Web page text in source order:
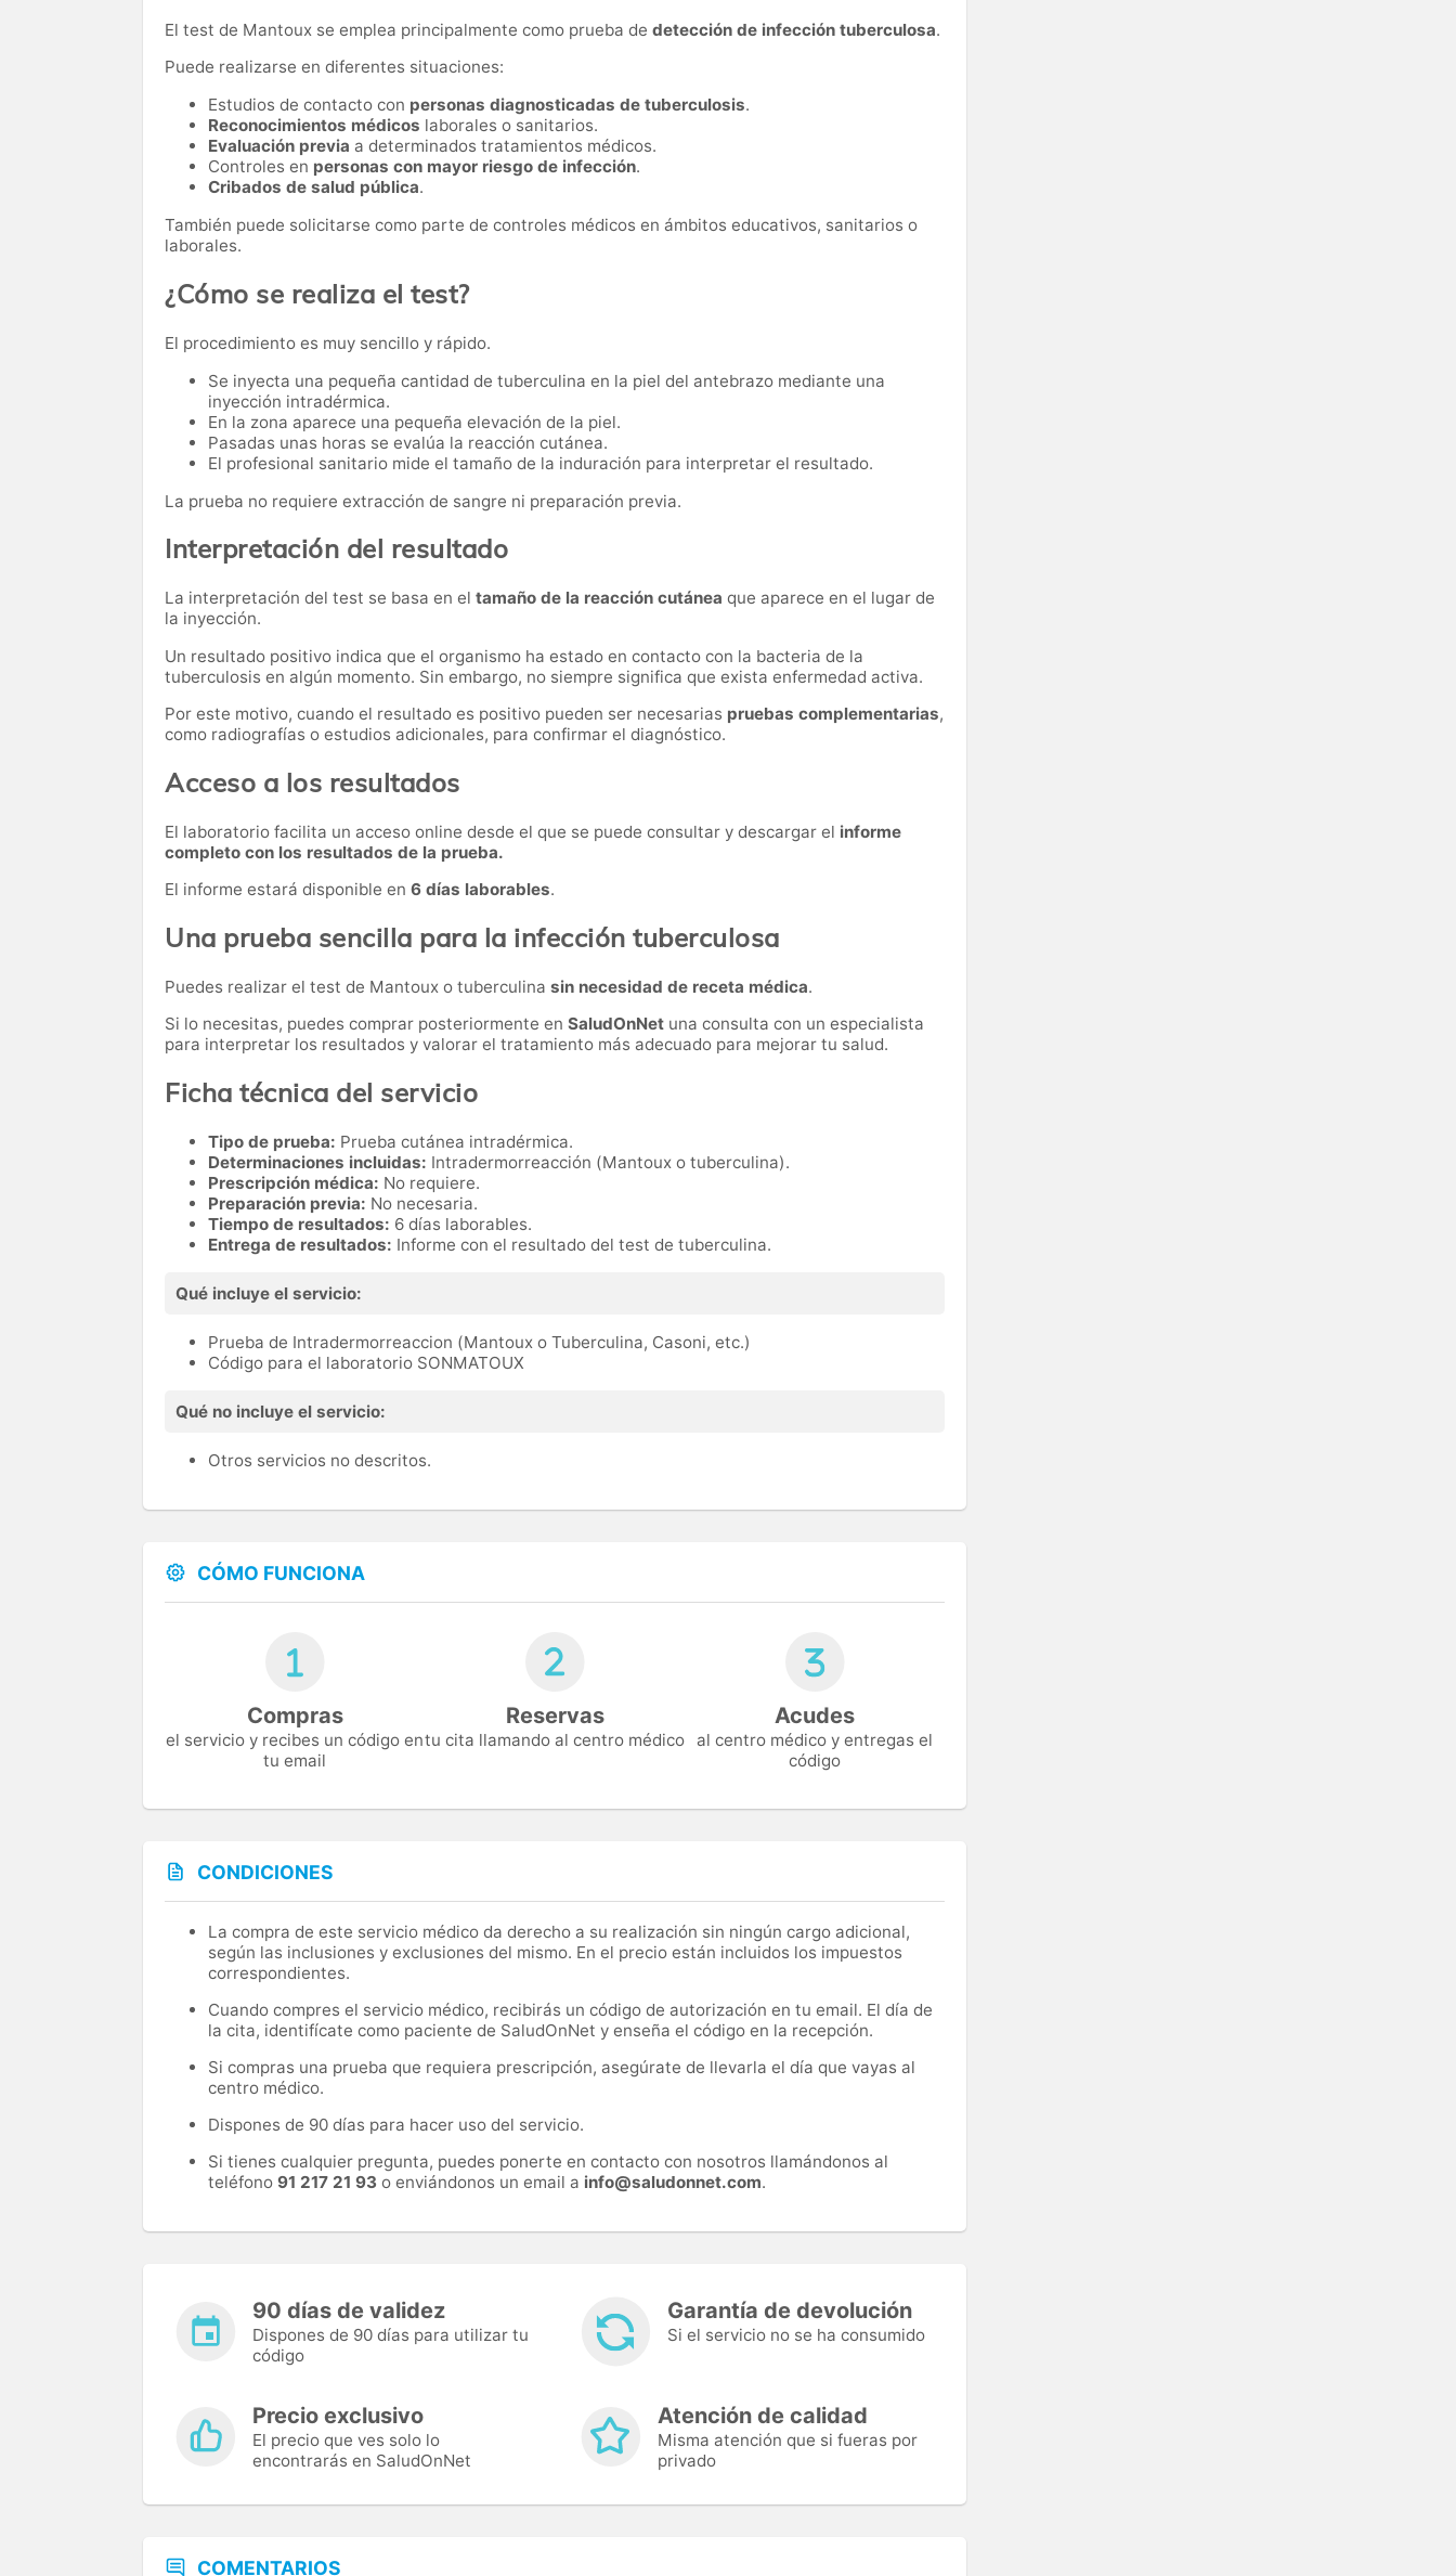
El test de Mantoux se emplea principalmente como prueba de detección de infección tuberculosa.
Puede realizarse en diferentes situaciones:
Estudios de contacto con personas diagnosticadas de tuberculosis.
Reconocimientos médicos laborales o sanitarios.
Evaluación previa a determinados tratamientos médicos.
Controles en personas con mayor riesgo de infección.
Cribados de salud pública.
También puede solicitarse como parte de controles médicos en ámbitos educativos, sanitarios o
laborales.
¿Cómo se realiza el test?
El procedimiento es muy sencillo y rápido.
Se inyecta una pequeña cantidad de tuberculina en la piel del antebrazo mediante una
inyección intradérmica.
En la zona aparece una pequeña elevación de la piel.
Pasadas unas horas se evalúa la reacción cutánea.
El profesional sanitario mide el tamaño de la induración para interpretar el resultado.
La prueba no requiere extracción de sangre ni preparación previa.
Interpretación del resultado
La interpretación del test se basa en el tamaño de la reacción cutánea que aparece en el lugar de
la inyección.
Un resultado positivo indica que el organismo ha estado en contacto con la bacteria de la
tuberculosis en algún momento. Sin embargo, no siempre significa que exista enfermedad activa.
Por este motivo, cuando el resultado es positivo pueden ser necesarias pruebas complementarias,
como radiografías o estudios adicionales, para confirmar el diagnóstico.
Acceso a los resultados
El laboratorio facilita un acceso online desde el que se puede consultar y descargar el informe
completo con los resultados de la prueba.
El informe estará disponible en 6 días laborables.
Una prueba sencilla para la infección tuberculosa
Puedes realizar el test de Mantoux o tuberculina sin necesidad de receta médica.
Si lo necesitas, puedes comprar posteriormente en SaludOnNet una consulta con un especialista
para interpretar los resultados y valorar el tratamiento más adecuado para mejorar tu salud.
Ficha técnica del servicio
Tipo de prueba: Prueba cutánea intradérmica.
Determinaciones incluidas: Intradermorreacción (Mantoux o tuberculina).
Prescripción médica: No requiere.
Preparación previa: No necesaria.
Tiempo de resultados: 6 días laborables.
Entrega de resultados: Informe con el resultado del test de tuberculina.
Qué incluye el servicio:
Prueba de Intradermorreaccion (Mantoux o Tuberculina, Casoni, etc.)
Código para el laboratorio SONMATOUX
Qué no incluye el servicio:
Otros servicios no descritos.
CÓMO FUNCIONA
Compras
el servicio y recibes un código en
tu email
Reservas
tu cita llamando al centro médico
Acudes
al centro médico y entregas el
código
CONDICIONES
La compra de este servicio médico da derecho a su realización sin ningún cargo adicional,
según las inclusiones y exclusiones del mismo. En el precio están incluidos los impuestos
correspondientes.
Cuando compres el servicio médico, recibirás un código de autorización en tu email. El día de
la cita, identifícate como paciente de SaludOnNet y enseña el código en la recepción.
Si compras una prueba que requiera prescripción, asegúrate de llevarla el día que vayas al
centro médico.
Dispones de 90 días para hacer uso del servicio.
Si tienes cualquier pregunta, puedes ponerte en contacto con nosotros llamándonos al
teléfono 91 217 21 93 o enviándonos un email a info@saludonnet.com.
90 días de validez
Dispones de 90 días para utilizar tu
código
Garantía de devolución
Si el servicio no se ha consumido
Precio exclusivo
El precio que ves solo lo
encontrarás en SaludOnNet
Atención de calidad
Misma atención que si fueras por
privado
COMENTARIOS